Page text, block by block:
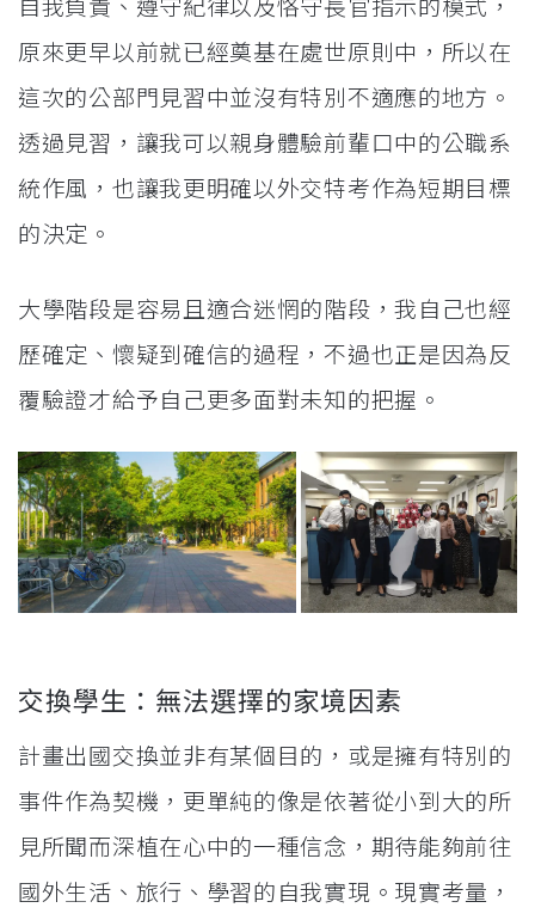
原來更早以前就已經奠基在處世原則中，所以在
這次的公部門見習中並沒有特別不適應的地方。
透過見習，讓我可以親身體驗前輩口中的公職系
統作風，也讓我更明確以外交特考作為短期目標
的決定。
大學階段是容易且適合迷惘的階段，我自己也經
歷確定、懷疑到確信的過程，不過也正是因為反
覆驗證才給予自己更多面對未知的把握。
交換學生：無法選擇的家境因素
計畫出國交換並非有某個目的，或是擁有特別的
事件作為契機，更單純的像是依著從小到大的所
見所聞而深植在心中的一種信念，期待能夠前往
國外生活、旅行、學習的自我實現。現實考量，